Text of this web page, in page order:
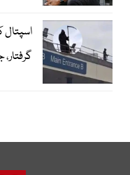
اسپتال
گرفتار،